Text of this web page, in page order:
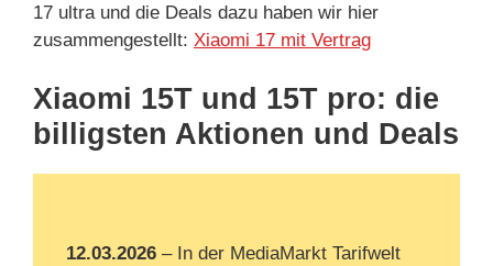
17 ultra und die Deals dazu haben wir hier
zusammengestellt: Xiaomi 17 mit Vertrag
Xiaomi 15T und 15T pro: die
billigsten Aktionen und Deals
12.03.2026 – In der MediaMarkt Tarifwelt